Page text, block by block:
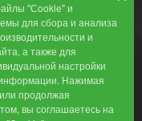
"Сookie" и
для сбора и анализа
и
а также для
настройки
Нажимая
продолжая
вы соглашаетесь на